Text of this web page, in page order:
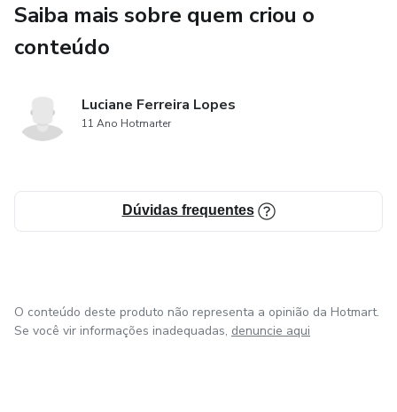
Saiba mais sobre quem criou o
conteúdo
Luciane Ferreira Lopes
11 Ano Hotmarter
Dúvidas frequentes
O conteúdo deste produto não representa a opinião da Hotmart.
Se você vir informações inadequadas, denuncie aqui